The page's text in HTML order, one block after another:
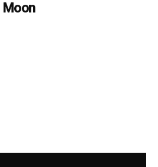
Moon